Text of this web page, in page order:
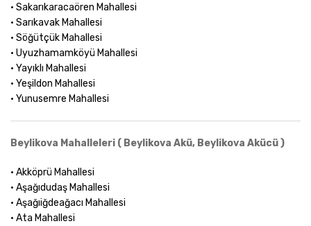
• Sakarıkaracaören Mahallesi
• Sarıkavak Mahallesi
• Söğütçük Mahallesi
• Uyuzhamamköyü Mahallesi
• Yayıklı Mahallesi
• Yeşildon Mahallesi
• Yunusemre Mahallesi
Beylikova Mahalleleri ( Beylikova Akü, Beylikova Akücü )
• Akköprü Mahallesi
• Aşağıdudaş Mahallesi
• Aşağıiğdeağacı Mahallesi
• Ata Mahallesi